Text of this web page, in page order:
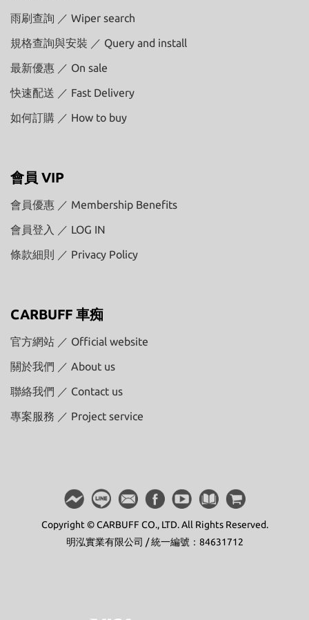
雨刷查詢 ／ Wiper search
規格查詢與安裝 ／ Query and install
最新優惠 ／ On sale
快速配送 ／ Fast Delivery
如何訂購 ／ How to buy
會員 VIP
會員優惠 ／ Membership Benefits
會員登入 ／ LOG IN
條款細則 ／ Privacy Policy
CARBUFF 車痴
官方網站 ／ Official website
關於我們 ／ About us
聯絡我們 ／ Contact us
專案服務 ／ Project service
Copyright © CARBUFF CO., LTD. All Rights Reserved.
明泓實業有限公司 / 統一編號：84631712